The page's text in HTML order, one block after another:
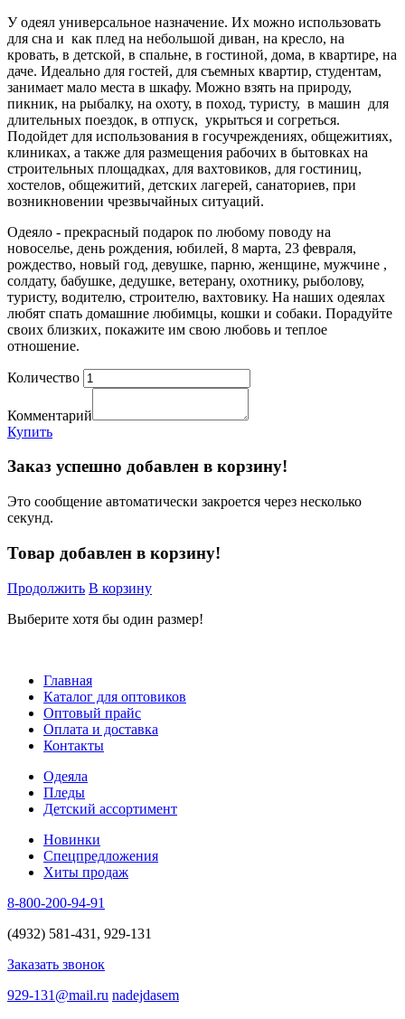
У одеял универсальное назначение. Их можно использовать
для сна и как плед на небольшой диван, на кресло, на
кровать, в детской, в спальне, в гостиной, дома, в квартире, на
даче. Идеально для гостей, для съемных квартир, студентам,
занимает мало места в шкафу. Можно взять на природу,
пикник, на рыбалку, на охоту, в поход, туристу, в машин для
длительных поездок, в отпуск, укрыться и согреться.
Подойдет для использования в госучреждениях, общежитиях,
клиниках, а также для размещения рабочих в бытовках на
строительных площадках, для вахтовиков, для гостиниц,
хостелов, общежитий, детских лагерей, санаториев, при
возникновении чрезвычайных ситуаций.
Одеяло - прекрасный подарок по любому поводу на
новоселье, день рождения, юбилей, 8 марта, 23 февраля,
рождество, новый год, девушке, парню, женщине, мужчине ,
солдату, бабушке, дедушке, ветерану, охотнику, рыболову,
туристу, водителю, строителю, вахтовику. На наших одеялах
любят спать домашние любимцы, кошки и собаки. Порадуйте
своих близких, покажите им свою любовь и теплое
отношение.
Количество
Комментарий
Купить
Заказ успешно добавлен в корзину!
Это сообщение автоматически закроется через несколько
секунд.
Товар добавлен в корзину!
Продолжить В корзину
Выберите хотя бы один размер!
Главная
Каталог для оптовиков
Оптовый прайс
Оплата и доставка
Контакты
Одеяла
Пледы
Детский ассортимент
Новинки
Спецпредложения
Хиты продаж
8-800-200-94-91
(4932) 581-431, 929-131
Заказать звонок
929-131@mail.ru nadejdasem